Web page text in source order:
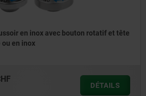
en inox avec bouton rotatif et tête
en inox
DÉTAILS